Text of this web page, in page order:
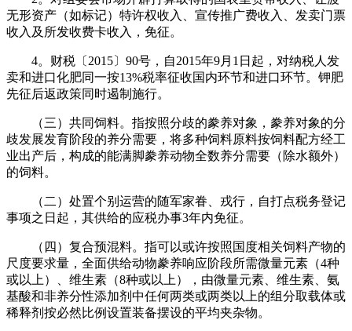
无形资产（如标记）特许权收入、宣传推广费收入、发卖门票
收入及所发收费卡收入，免征。
4。财税〔2015〕90号，自2015年9月1日起，对纳税人发
卖和进口化肥同一按13%税率征收国内环节和进口环节。钾肥
先征后返政策同时遏制施行。
（三）共同饲料。指按照分歧的豢养对象，豢养对象的分
歧发展发育阶段的养分需要，将多种饲料原料按饲料配方经工
业出产后，构成的能满脚豢养动物全数养分需要（除水额外）
的饲料。
（二）处置个别运营的随军家眷、戎行，自打点税务登记
事项之日起，其供给的应税办事3年内免征。
（四）复合预混料。指可以或许按照国度相关饲料产物的
尺度要求量，全面供给动物豢养响应阶段所需微量元素（4种
或以上）、维生素（8种或以上），由微量元素、维生素、氨
基酸和非养分性添加剂中任何两类或两类以上的组分取载体或
稀释剂按必然比例设置装备摆设的平均夹杂物。